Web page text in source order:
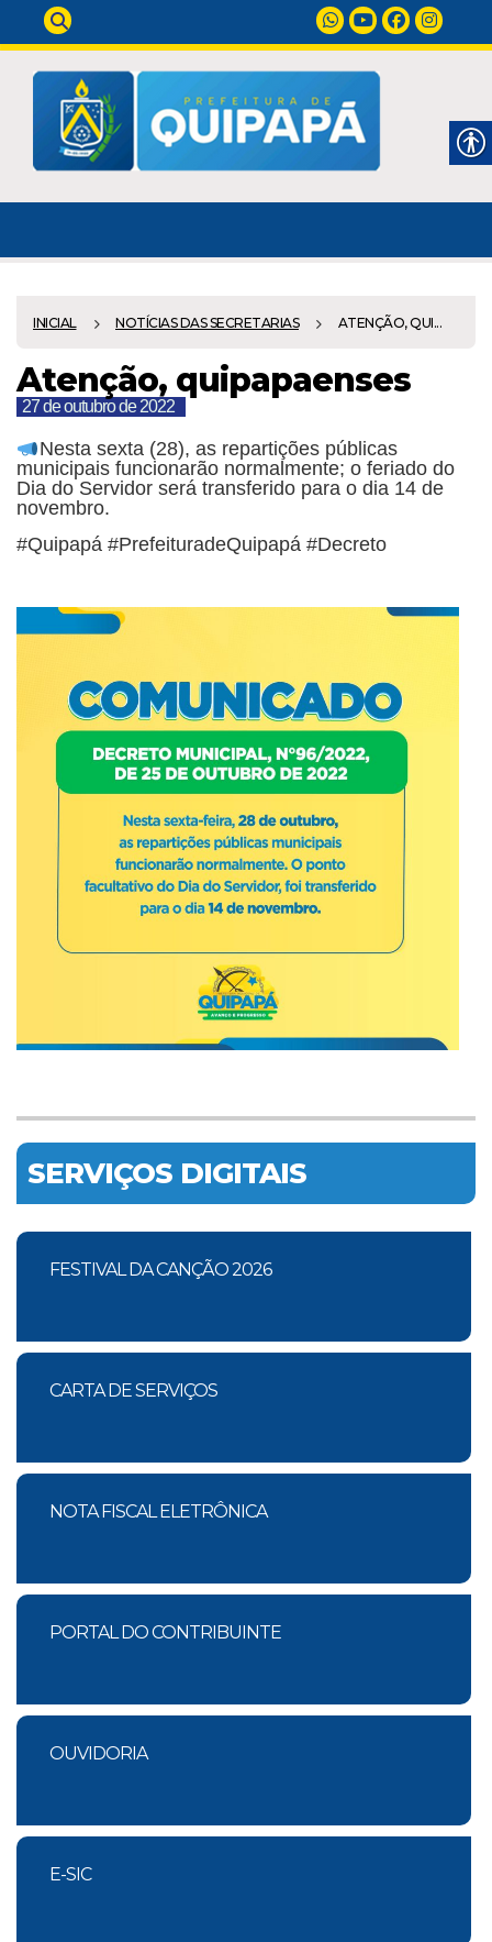
INICIAL NOTÍCIAS DAS SECRETARIAS ATENÇÃO, QUI...
Atenção, quipapaenses
27 de outubro de 2022
Nesta sexta (28), as repartições públicas
municipais funcionarão normalmente; o feriado do
Dia do Servidor será transferido para o dia 14 de
novembro.
#Quipapá #PrefeituradeQuipapá #Decreto
SERVIÇOS DIGITAIS
FESTIVAL DA CANÇÃO 2026
CARTA DE SERVIÇOS
NOTA FISCAL ELETRÔNICA
PORTAL DO CONTRIBUINTE
OUVIDORIA
E-SIC